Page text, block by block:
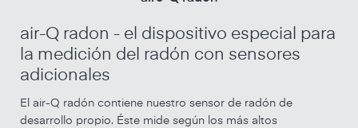
air-Q radon - el dispositivo especial para
la medición del radón con sensores
adicionales
El air-Q radón contiene nuestro sensor de radón de
desarrollo propio. Éste mide según los más altos